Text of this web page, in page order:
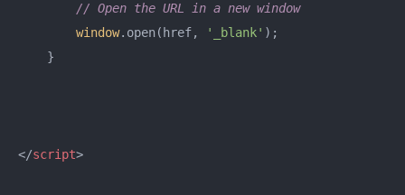
// Open the URL in a new window
window.open(href, '_blank' );
    }
</script>